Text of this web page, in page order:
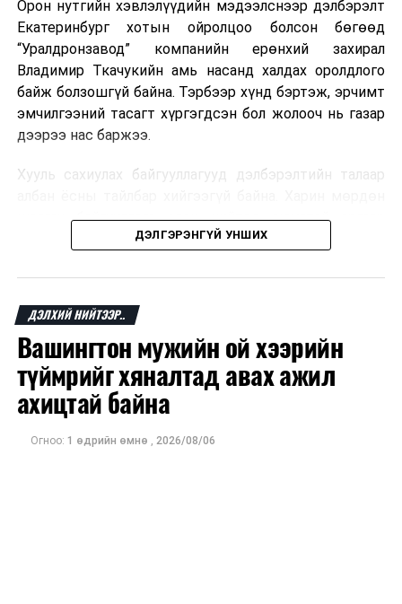
ДАРААХ МЭДЭЭ
Ерөнхий сайдаа багаар нь дэмжихээ илэрхийллээ
ӨМНӨХ МЭДЭЭ
Нийслэлийн Монгол Ардын намын хорооноос орон
нутгийн сонгуулийн мөрийн хөтөлбөрөө хүлээлгэн
өглөө
Мароккогийн хөдөлмөр эрхлэлтийн сайд мэдэгджээ.
Орон нутгийн хэвлэлүүдийн мэдээлснээр дэлбэрэлт
Екатеринбург хотын ойролцоо болсон бөгөөд
“Уралдронзавод” компанийн ерөнхий захирал
Владимир Ткачукийн амь насанд халдах оролдлого
байж болзошгүй байна. Тэрбээр хүнд бэртэж, эрчимт
эмчилгээний тасагт хүргэгдсэн бол жолооч нь газар
дээрээ нас баржээ.
Хууль сахиулах байгууллагууд дэлбэрэлтийн талаар
шалгах байгууллага олон нийтэд аюултай аргаар
хүний амь насанд халдахыг завдсан гэх үндэслэлээр
мэдээлжээ.
“Уралдронзавод” компани 2023 онд Екатеринбург
хотод байгуулагдсан бөгөөд нисгэгчгүй нисэх
төхөөрөмж үйлдвэрлэдэг аж. Тус компанийн 2025
оны орлого 6.2 тэрбум рубль, цэвэр ашиг нь 1.9
тэрбум рубльд хүрсэн гэж РБК мэдээлсэн байна.
Одоогоор дэлбэрэлтийн шалтгаан, хэрэгт холбоотой
ДЭЛГЭРЭНГҮЙ УНШИХ
ДЭЛХИЙ НИЙТЭЭР..
Вашингтон мужийн ой хээрийн
түймрийг хяналтад авах ажил
ахицтай байна
Огноо: 1 өдрийн өмнө 2026/08/06